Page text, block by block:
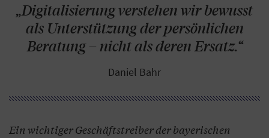
„Digitalisierung verstehen wir bewusst
als Unterstützung der persönlichen
Beratung – nicht als deren Ersatz.“
Daniel Bahr
Ein wichtiger Geschäftstreiber der bayerischen